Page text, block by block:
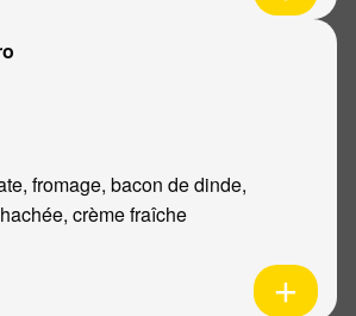
fromage, bacon de dinde,
crème fraîche